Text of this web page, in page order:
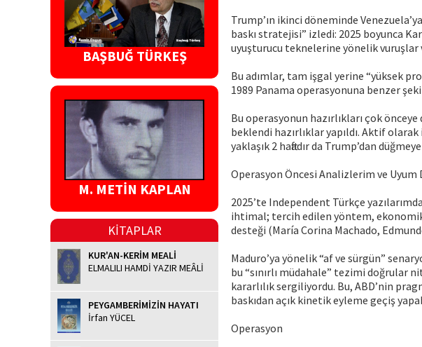
BAŞBUĞ TÜRKEŞ
M. METİN KAPLAN
KİTAPLAR
KUR'AN-KERİM MEALİ
ELMALILI HAMDİ YAZIR MEÂLİ
PEYGAMBERİMİZİN HAYATI
İrfan YÜCEL
Trump’ın ikinci döneminde
baskı stratejisi” izledi: 2025 boyunca
uyuşturucu teknelerine yönelik
Bu adımlar, tam işgal yerine “yüksek
1989 Panama operasyonuna benzer
Bu operasyonun hazırlıkları çok önceye
beklendi hazırlıklar yapıldı. Aktif
yaklaşık 2 haftadır da Trump’dan
Operasyon Öncesi Analizlerim ve Uyum
2025’te Independent Türkçe
ihtimal; tercih edilen yöntem,
desteği (María Corina Machado,
Maduro’ya yönelik “af ve sürgün”
bu “sınırlı müdahale” tezimi doğrular
kararlılık sergiliyordu. Bu, ABD’nin
baskıdan açık kinetik eyleme geçiş
Operasyon